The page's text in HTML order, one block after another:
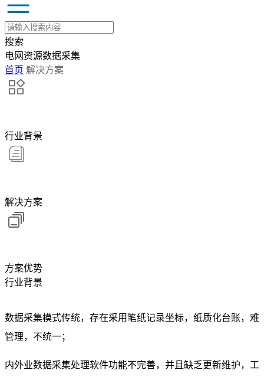
搜索
电网资源数据采集
首页 解决方案
行业背景
解决方案
方案优势
行业背景
数据采集模式传统，存在采用笔纸记录坐标，纸质化台账，难
管理，不统一；
内外业数据采集处理软件功能不完善，并且缺乏更新维护，工